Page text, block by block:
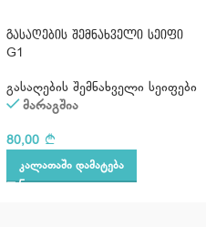
გასაღების შემნახველი სეიფი
G1
გასაღების შემნახველი სეიფები
მარაგშია
80,00
ᲙᲐᲚᲐᲗᲐᲨᲘ ᲓᲐᲛᲐᲢᲔᲑᲐ